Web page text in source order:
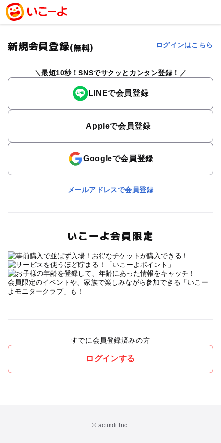
新規会員登録(無料) ログインはこちら
最短10秒！SNSでサクッとカンタン登録！
LINEで会員登録
Appleで会員登録
Googleで会員登録
メールアドレスで会員登録
いこーよ会員限定
会員限定のイベントや、家族で楽しみながら参加できる「いこー
よモニタークラブ」も！
すでに会員登録済みの方
ログインする
© actindi Inc.